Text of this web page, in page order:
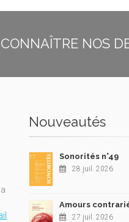
NOS
Nouveautés
Sonorités n°49
28 juil. 2026
Amours
27 juil. 2026